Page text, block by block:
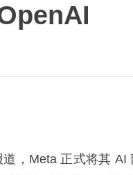
，Meta 正式将其